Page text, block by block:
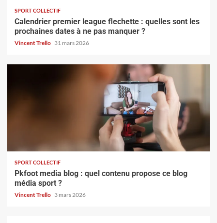
SPORT COLLECTIF
Calendrier premier league flechette : quelles sont les
prochaines dates à ne pas manquer ?
Vincent Trello 31 mars 2026
SPORT COLLECTIF
Pkfoot media blog : quel contenu propose ce blog
média sport ?
Vincent Trello 3 mars 2026